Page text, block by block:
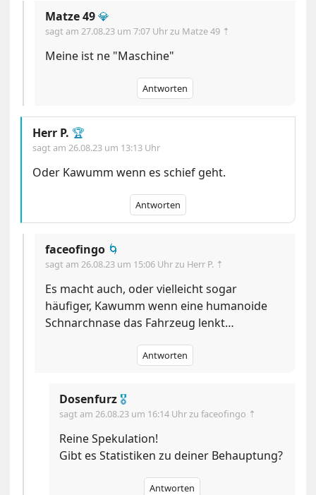
Matze 49💎
sagt am 27.08.23 um 7:07 Uhr zu Matze 49 ⇡
Meine ist ne "Maschine"
Antworten
Herr P. 🏆
sagt am 26.08.23 um 13:13 Uhr
Oder Kawumm wenn es schief geht.
Antworten
faceofingo 🌀
sagt am 26.08.23 um 15:06 Uhr zu Herr P. ⇡
Es macht auch, oder vielleicht sogar
häufiger, Kawumm wenn eine humanoide
Schnarchnase das Fahrzeug lenkt…
Antworten
Dosenfurz 🎖
sagt am 26.08.23 um 16:14 Uhr zu faceofingo ⇡
Reine Spekulation!
Gibt es Statistiken zu deiner Behauptung?
Antworten